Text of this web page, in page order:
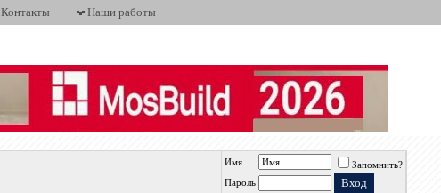
Контакты Наши работы
Имя
Запомнить?
Пароль